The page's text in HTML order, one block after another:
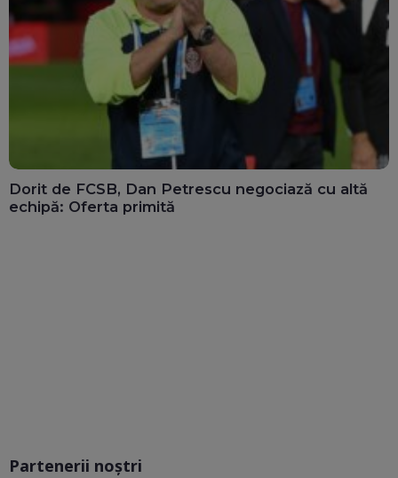
Dorit de FCSB, Dan Petrescu negociază cu altă
echipă: Oferta primită
Partenerii noștri